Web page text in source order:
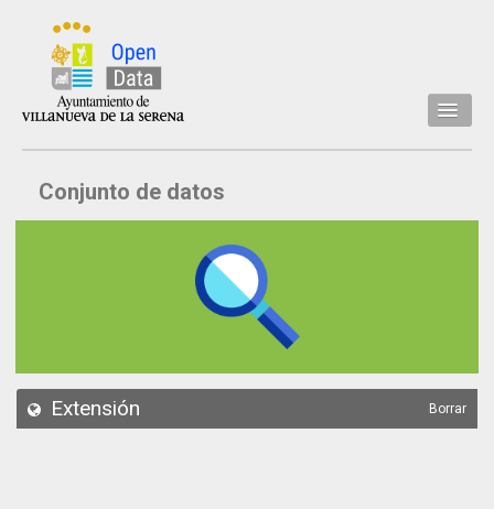
Inicio
Datos
API
Conjunto de datos
Extensión Borrar